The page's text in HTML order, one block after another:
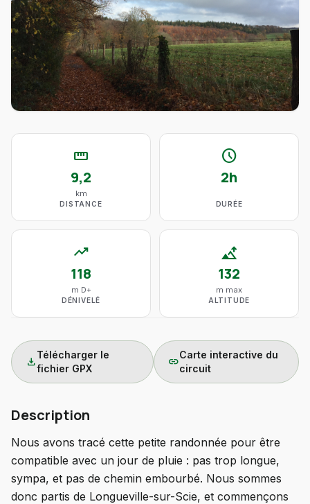
straighten
9,2
km
DISTANCE
schedule
2h
DURÉE
trending_up
118
m D+
DÉNIVELÉ
altitude
132
m max
ALTITUDE
download
Télécharger le
fichier GPX
link
Carte interactive du
circuit
Description
Nous avons tracé cette petite randonnée pour être
compatible avec un jour de pluie : pas trop longue,
sympa, et pas de chemin embourbé. Nous sommes
donc partis de Longueville-sur-Scie, et commençons